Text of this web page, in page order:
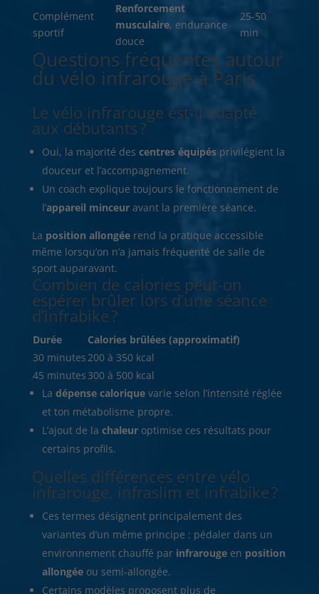
Complément
sportif
Renforcement
musculaire, endurance
douce
25-50
min
Questions fréquentes autour
du vélo infrarouge à Paris
Le vélo infrarouge est-il adapté
aux débutants ?
Oui, la majorité des centres équipésprivilégient la
douceur et l’accompagnement.
Un coach explique toujours le fonctionnement de
l’appareil minceuravant la première séance.
La position allongéerend la pratique accessible
même lorsqu’on n’a jamais fréquenté de salle de
sport auparavant.
Combien de calories peut-on
espérer brûler lors d’une séance
d’infrabike ?
Durée
Calories brûlées (approximatif)
30 minutes 200 à 350 kcal
45 minutes 300 à 500 kcal
La dépense caloriquevarie selon l’intensité réglée
et ton métabolisme propre.
L’ajout de la chaleuroptimise ces résultats pour
certains profils.
Quelles différences entre vélo
infrarouge, infraslim et infrabike ?
Ces termes désignent principalement des
variantes d’un même principe : pédaler dans un
environnement chauffé par infrarougeen position
allongéeou semi-allongée.
Certains modèles proposent plus de